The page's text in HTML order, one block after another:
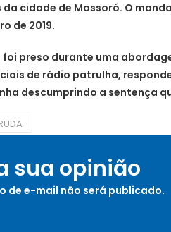
cidade de Mossoró. O
de 2019.
foi preso durante uma
de rádio patrulha,
descumprindo a sentença
sua opinião
de e-mail não será publicado.